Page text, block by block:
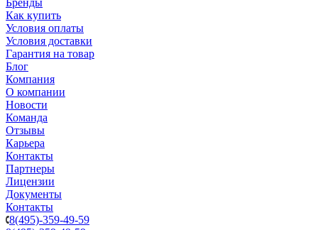
Бренды
Как купить
Условия оплаты
Условия доставки
Гарантия на товар
Блог
Компания
О компании
Новости
Команда
Отзывы
Карьера
Контакты
Партнеры
Лицензии
Документы
Контакты
8(495)-359-49-59